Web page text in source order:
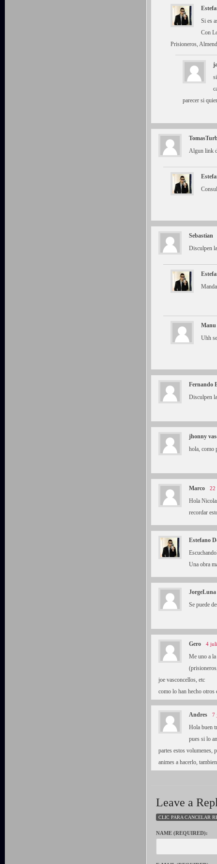
Si es
Con
Prisioneros,
parecer si
Algun link
Sebastian
Disculpen
Manu
Uhh
Fernando
Disculpen
jhonny
hola, como
Marco 22
Hola
recordar
Estefano
Una obra
JorgeLuna
Se puede
Gero 4
Me uno a
joe vasconcellos, etc
como lo han hecho otros
Andres 7
Hola buen
pues si lo
partes estos volumenes,
animes a hacerlo,
Leave a
CLIC PARA CANCELAR
NAME (REQUIRED):